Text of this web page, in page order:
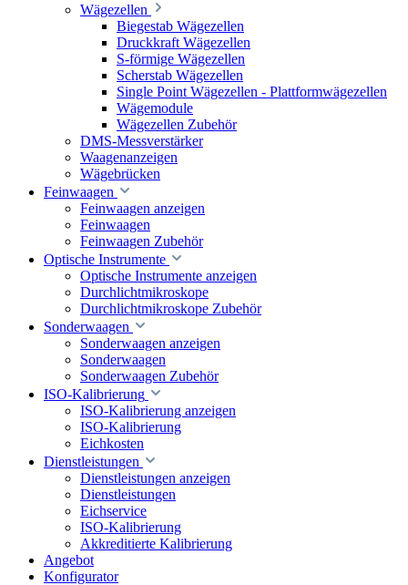
Wägezellen
Biegestab Wägezellen
Druckkraft Wägezellen
S-förmige Wägezellen
Scherstab Wägezellen
Single Point Wägezellen - Plattformwägezellen
Wägemodule
Wägezellen Zubehör
DMS-Messverstärker
Waagenanzeigen
Wägebrücken
Feinwaagen
Feinwaagen anzeigen
Feinwaagen
Feinwaagen Zubehör
Optische Instrumente
Optische Instrumente anzeigen
Durchlichtmikroskope
Durchlichtmikroskope Zubehör
Sonderwaagen
Sonderwaagen anzeigen
Sonderwaagen
Sonderwaagen Zubehör
ISO-Kalibrierung
ISO-Kalibrierung anzeigen
ISO-Kalibrierung
Eichkosten
Dienstleistungen
Dienstleistungen anzeigen
Dienstleistungen
Eichservice
ISO-Kalibrierung
Akkreditierte Kalibrierung
Angebot
Konfigurator